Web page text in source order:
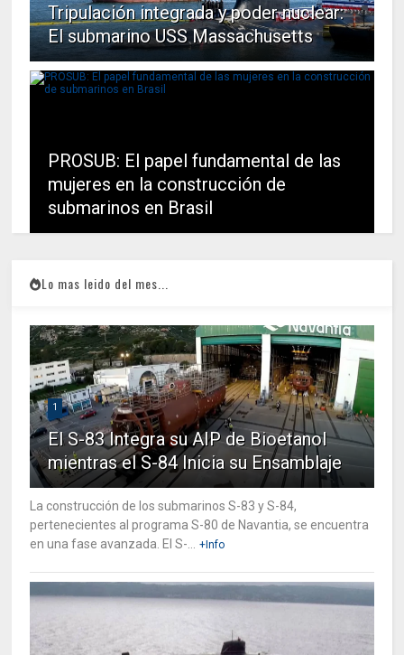
Tripulación integrada y poder nuclear:
El submarino USS Massachusetts
PROSUB: El papel fundamental de las
mujeres en la construcción de
submarinos en Brasil
Lo mas leido del mes...
1
El S-83 Integra su AIP de Bioetanol
mientras el S-84 Inicia su Ensamblaje
La construcción de los submarinos S-83 y S-84,
pertenecientes al programa S-80 de Navantia, se encuentra
en una fase avanzada. El S-...
+Info